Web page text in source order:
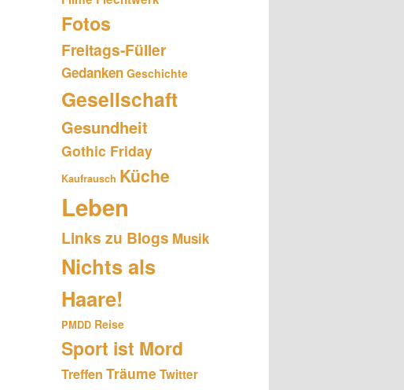
Fotos
Freitags-Füller
Gedanken Geschichte
Gesellschaft
Gesundheit
Gothic Friday
Kaufrausch Küche
Leben
Links zu Blogs Musik
Nichts als
Haare!
PMDD Reise
Sport ist Mord
Treffen TräumeTwitter